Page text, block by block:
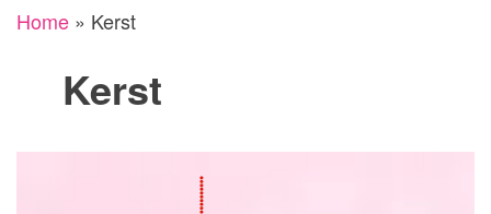
Home » Kerst
Kerst